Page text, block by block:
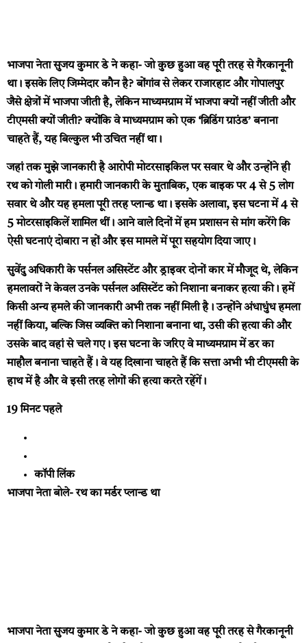
भाजपा नेता सुजय कुमार डे ने कहा- जो कुछ हुआ वह पूरी तरह से गैरकानूनी
था। इसके लिए जिम्मेदार कौन है? बोंगांव से लेकर राजारहाट और गोपालपुर
जैसे क्षेत्रों में भाजपा जीती है, लेकिन माध्यमग्राम में भाजपा क्यों नहीं जीती और
टीएमसी क्यों जीती? क्योंकि वे माध्यमग्राम को एक ‘ब्रिडिंग ग्राउंड’ बनाना
चाहते हैं, यह बिल्कुल भी उचित नहीं था।
जहां तक मुझे जानकारी है आरोपी मोटरसाइकिल पर सवार थे और उन्होंने ही
रथ को गोली मारी। हमारी जानकारी के मुताबिक, एक बाइक पर 4 से 5 लोग
सवार थे और यह हमला पूरी तरह प्लान्ड था। इसके अलावा, इस घटना में 4 से
5 मोटरसाइकिलें शामिल थीं। आने वाले दिनों में हम प्रशासन से मांग करेंगे कि
ऐसी घटनाएं दोबारा न हों और इस मामले में पूरा सहयोग दिया जाए।
सुवेंदु अधिकारी के पर्सनल असिस्टेंट और ड्राइवर दोनों कार में मौजूद थे, लेकिन
हमलावरों ने केवल उनके पर्सनल असिस्टेंट को निशाना बनाकर हत्या की। हमें
किसी अन्य हमले की जानकारी अभी तक नहीं मिली है। उन्होंने अंधाधुंध हमला
नहीं किया, बल्कि जिस व्यक्ति को निशाना बनाना था, उसी की हत्या की और
उसके बाद वहां से चले गए। इस घटना के जरिए वे माध्यमग्राम में डर का
माहौल बनाना चाहते हैं। वे यह दिखाना चाहते हैं कि सत्ता अभी भी टीएमसी के
हाथ में है और वे इसी तरह लोगों की हत्या करते रहेंगें।
19 मिनट पहले
कॉपी लिंक
भाजपा नेता बोले- रथ का मर्डर प्लान्ड था
भाजपा नेता सुजय कुमार डे ने कहा- जो कुछ हुआ वह पूरी तरह से गैरकानूनी